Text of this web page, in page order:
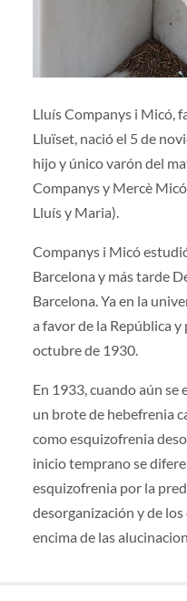
Lluís Companys i Micó,
Lluïset, nació el 5 de
hijo y único varón del
Companys y Mercè
Lluís y Maria).
Companys i Micó
Barcelona y más tarde
Barcelona. Ya en la
a favor de la República
octubre de 1930.
En 1933, cuando aún
un brote de hebefrenia
como esquizofrenia
inicio temprano se
esquizofrenia por la
desorganización y de
encima de las